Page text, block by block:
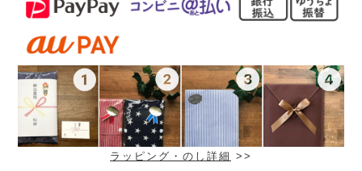
ラッピング・のし詳細 >>